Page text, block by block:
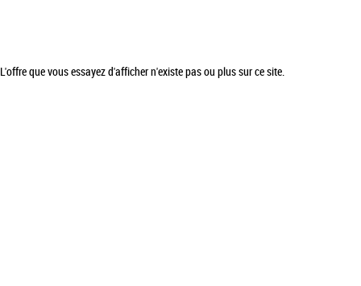
L'offre que vous essayez d'afficher n'existe pas ou plus sur ce site.